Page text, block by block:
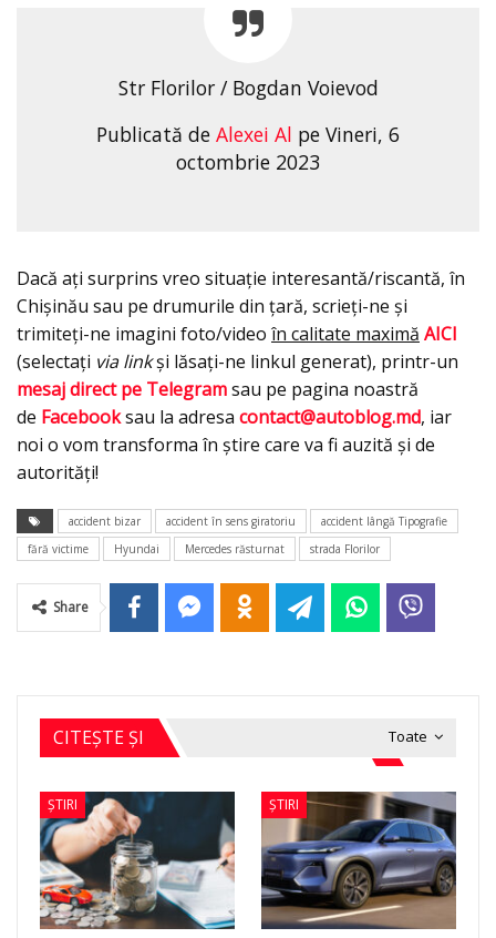
Str Florilor / Bogdan Voievod
Publicată de Alexei Al pe Vineri, 6
octombrie 2023
Dacă ați surprins vreo situație interesantă/riscantă, în
Chișinău sau pe drumurile din țară, scrieți-ne și
trimiteți-ne imagini foto/video în calitate maximă AICI
(selectați via linkși lăsați-ne linkul generat), printr-un
mesaj direct pe Telegramsau pe pagina noastră
de Facebooksau la adresa contact@autoblog.md, iar
noi o vom transforma în știre care va fi auzită și de
autorități!
accident bizar accident în sens giratoriu
accident lângă Tipografie
fără victime
Hyundai Mercedes răsturnat strada Florilor
Share
Toate
CITEȘTE ȘI
ȘTIRI ȘTIRI